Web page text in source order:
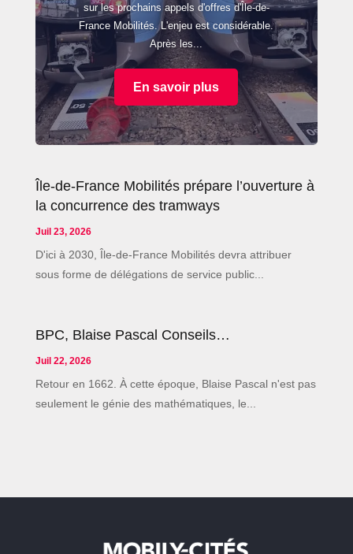
sur les prochains appels d'offres d'Île-de-
France Mobilités. L'enjeu est considérable.
Après les...
En savoir plus
Île-de-France Mobilités prépare l’ouverture à
la concurrence des tramways
Juil 23, 2026
D'ici à 2030, Île-de-France Mobilités devra attribuer
sous forme de délégations de service public...
BPC, Blaise Pascal Conseils…
Juil 22, 2026
Retour en 1662. À cette époque, Blaise Pascal n'est pas
seulement le génie des mathématiques, le...